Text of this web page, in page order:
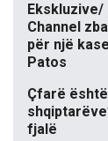
Ekskluzive/
Channel
për një
Patos
Çfarë
fjalë